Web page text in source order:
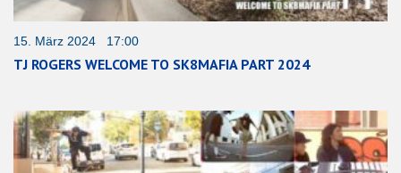
15. März 2024 17:00
TJ ROGERS WELCOME TO SK8MAFIA PART 2024